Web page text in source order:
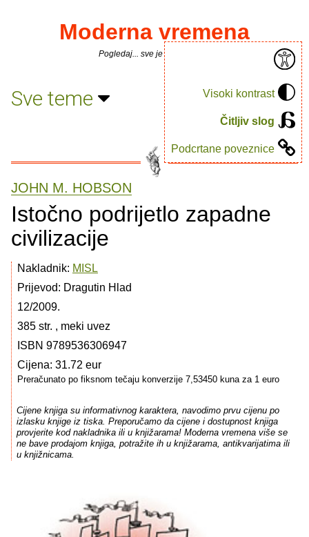
Visoki kontrast
Čitljiv slog
Podcrtane poveznice
Moderna vremena
Pogledaj... sve je puno knjiga.
Sve teme
JOHN M. HOBSON
Istočno podrijetlo zapadne
civilizacije
Nakladnik: MISL
Prijevod: Dragutin Hlad
12/2009.
385 str. , meki uvez
ISBN 9789536306947
Cijena: 31.72 eur
Preračunato po fiksnom tečaju konverzije 7,53450 kuna za 1 euro
Cijene knjiga su informativnog karaktera, navodimo prvu cijenu po
izlasku knjige iz tiska. Preporučamo da cijene i dostupnost knjiga
provjerite kod nakladnika ili u knjižarama! Moderna vremena više se
ne bave prodajom knjiga, potražite ih u knjižarama, antikvarijatima ili
u knjižnicama.